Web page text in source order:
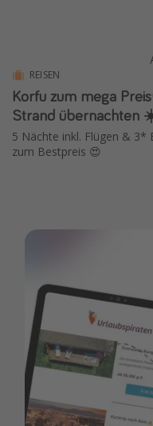
REISEN
Korfu zum mega
Strand übernachten
5 Nächte inkl. Flügen & 3*
zum Bestpreis 😍